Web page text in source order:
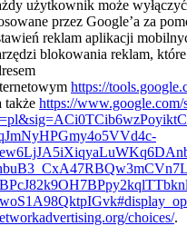
użytkownik może
przez Google’a za
reklam aplikacji
blokowania reklam,
https://
także https://www.google.com/
choices/.